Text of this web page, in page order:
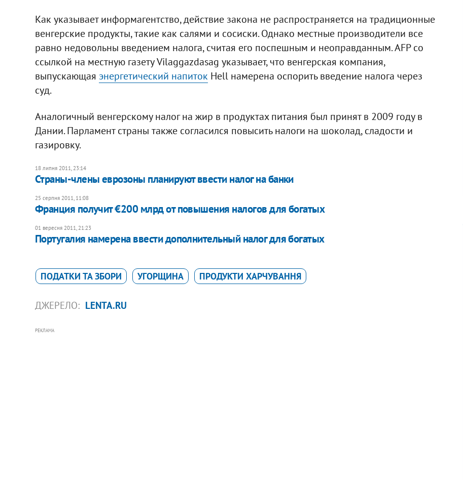
Как указывает информагентство, действие закона не распространяется на традиционные
венгерские продукты, такие как салями и сосиски. Однако местные производители все
равно недовольны введением налога, считая его поспешным и неоправданным. AFP со
ссылкой на местную газету Vilaggazdasag указывает, что венгерская компания,
выпускающая энергетический напиток Hell намерена оспорить введение налога через
суд.
Аналогичный венгерскому налог на жир в продуктах питания был принят в 2009 году в
Дании. Парламент страны также согласился повысить налоги на шоколад, сладости и
газировку.
18 липня 2011, 23:14
Страны-члены еврозоны планируют ввести налог на банки
25 серпня 2011, 11:08
Франция получит €200 млрд от повышения налогов для богатых
01 вересня 2011, 21:23
Португалия намерена ввести дополнительный налог для богатых
ПОДАТКИ ТА ЗБОРИ УГОРЩИНА ПРОДУКТИ ХАРЧУВАННЯ
ДЖЕРЕЛО: LENTA.RU
РЕКЛАМА